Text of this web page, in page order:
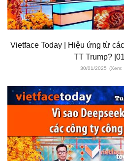
Vietface Today | Hiệu ứng từ
TT Trump?
30/01/2025 (Xem: